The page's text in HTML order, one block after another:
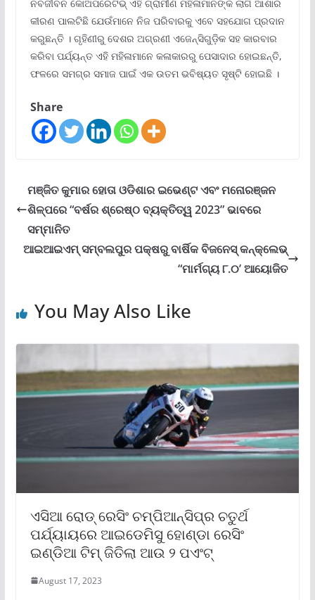
ନବଜୀବନ କୋଅପରେଟିଭ୍ ଏହି ଗ୍ରାମୀଣ ମହିଳାମାନଙ୍କ ଲାଗି ଆଶାର
କୀରଣ ପାଲଟିଛି ଯେଉଁମାନେ ନିଜ ପରିବାରକୁ ଏବେ ସହଯୋଗ ପ୍ରଦାନ
କରୁଛନ୍ତି । ଗୃହିଣୀରୁ ଦେଶର ଅଗ୍ରଣୀ ଏଜେନ୍ସିଗୁଡ଼ିକ ସହ କାରବାର
କରିବା ପର୍ଯ୍ୟନ୍ତ ଏହି ମହିଳାମାନେ କଳାକାରରୁ ପେସାଦାର ହୋଇଛନ୍ତି,
ଫଳରେ ସମଗ୍ର ସମାଜ ପାଇଁ ଏକ ଉତମ ଭବିଷ୍ୟତ ସୃଷ୍ଟି ହୋଇଛି ।
Share
ମଞ୍ଜିତ କୁମାର ହୋତା ଓଡିଶାର ଇଭେଣ୍ଟ ଏବଂ ମନୋରଞ୍ଜନ
ଶିଳ୍ପରେ “ବର୍ଷର ଶ୍ରେଷ୍ଠ ବ୍ୟକ୍ତିତ୍ୱ 2023” ଭାବରେ
ସମ୍ମାନିତ
ଆଇଆଇଏମ୍ ସମ୍ବଲପୁର ପକ୍ଷରୁ ବାର୍ଷିକ ବିଜନେସ୍ କନ୍‌କ୍ଲେଭ୍
“ମାର୍ମଗ୍ୟ ୮.୦’ ଆୟୋଜିତ
You May Also Like
ଏସିଆ ରୋଡ୍ ରେସିଂ ଚମ୍ପିଆନ୍‌ସିପ୍‌ର ଚତୁର୍ଥ
ପର୍ଯ୍ୟାୟରେ ଆଇଡେମିସୁ ହୋଣ୍ଡା ରେସିଂ
ଇଣ୍ଡିଆ ଟିମ୍ ଜିତିଲା ଆଉ ୨ ପଏଂଟ୍‌
August 17, 2023